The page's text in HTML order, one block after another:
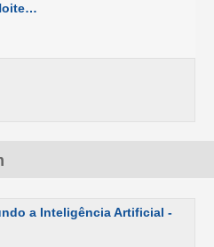
a Inteligência Artificial -